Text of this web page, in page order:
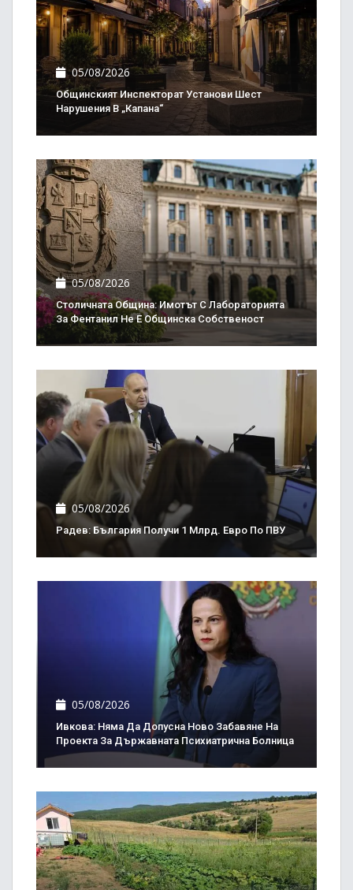
05/08/2026
Общинският Инспекторат Установи Шест
Нарушения В „Капана“
05/08/2026
Столичната Община: Имотът С Лабораторията
За Фентанил Не Е Общинска Собственост
05/08/2026
Радев: България Получи 1 Млрд. Евро По ПВУ
05/08/2026
Ивкова: Няма Да Допусна Ново Забавяне На
Проекта За Държавната Психиатрична Болница